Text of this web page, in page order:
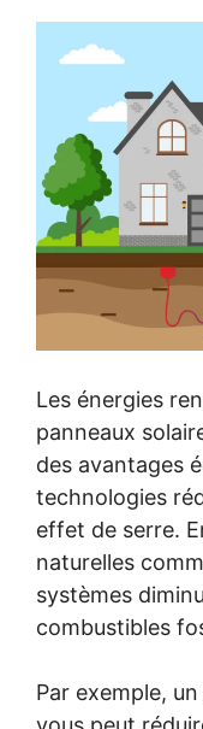
Les énergies
panneaux
des avantages
technologies
effet de serre.
naturelles
systèmes
combustibles
Par exemple,